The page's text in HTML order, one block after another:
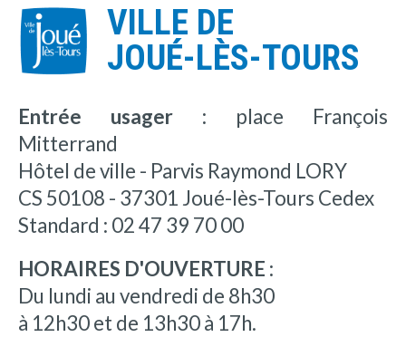
VILLE DE
JOUÉ-LÈS-TOURS
Entrée usager : place François
Mitterrand
Hôtel de ville - Parvis Raymond LORY
CS 50108 - 37301 Joué-lès-Tours Cedex
Standard : 02 47 39 70 00
HORAIRES D'OUVERTURE :
Du lundi au vendredi de 8h30
à 12h30 et de 13h30 à 17h.